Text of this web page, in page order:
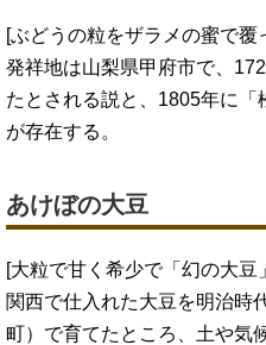
[ぶどうの粒をザラメの蜜で覆
発祥地は山梨県甲府市で、
たとされる説と、1805年に「
が存在する。
あけぼの大豆
[大粒で甘く希少で「幻の大豆
関西で仕入れた大豆を明治時
町）で育てたところ、土や気